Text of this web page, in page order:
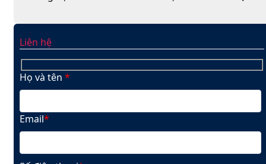
Liên hệ
Họ và tên *
Email*